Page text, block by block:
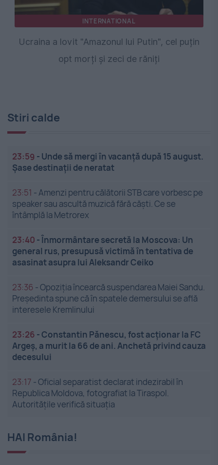
INTERNATIONAL
Ucraina a lovit "Amazonul lui Putin", cel puțin
opt morți și zeci de răniți
Stiri calde
23:59 - Unde să mergi în vacanță după 15 august.
Șase destinații de neratat
23:51 -Amenzi pentru călătorii STB care vorbesc pe
speaker sau ascultă muzică fără căști. Ce se
întâmplă la Metrorex
23:40 -Înmormântare secretă la Moscova: Un
general rus, presupusă victimă în tentativa de
asasinat asupra lui Aleksandr Ceiko
23:36 -Opoziția încearcă suspendarea Maiei Sandu.
Președinta spune că în spatele demersului se află
interesele Kremlinului
23:26 -Constantin Pănescu, fost acționar la FC
Argeș, a murit la 66 de ani. Anchetă privind cauza
decesului
23:17 -Oficial separatist declarat indezirabil în
Republica Moldova, fotografiat la Tiraspol.
Autoritățile verifică situația
HAI România!